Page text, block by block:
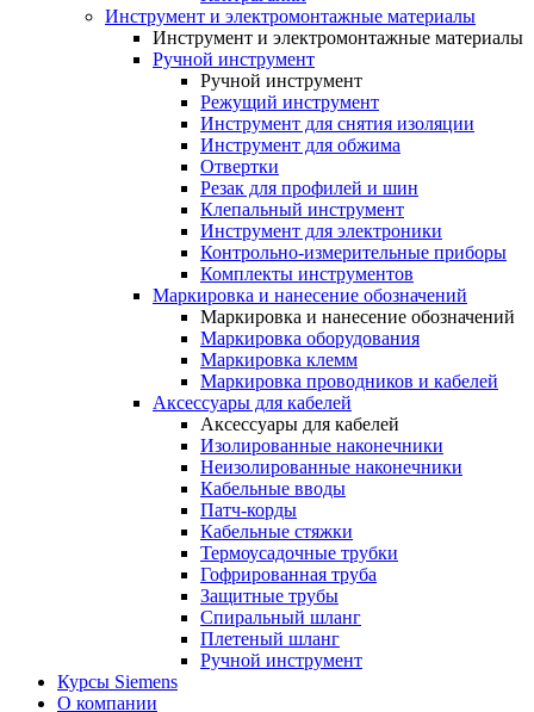
Инструмент и электромонтажные материалы
Инструмент и электромонтажные материалы
Ручной инструмент
Ручной инструмент
Режущий инструмент
Инструмент для снятия изоляции
Инструмент для обжима
Отвертки
Резак для профилей и шин
Клепальный инструмент
Инструмент для электроники
Контрольно-измерительные приборы
Комплекты инструментов
Маркировка и нанесение обозначений
Маркировка и нанесение обозначений
Маркировка оборудования
Маркировка клемм
Маркировка проводников и кабелей
Аксессуары для кабелей
Аксессуары для кабелей
Изолированные наконечники
Неизолированные наконечники
Кабельные вводы
Патч-корды
Кабельные стяжки
Термоусадочные трубки
Гофрированная труба
Защитные трубы
Спиральный шланг
Плетеный шланг
Ручной инструмент
Курсы Siemens
О компании